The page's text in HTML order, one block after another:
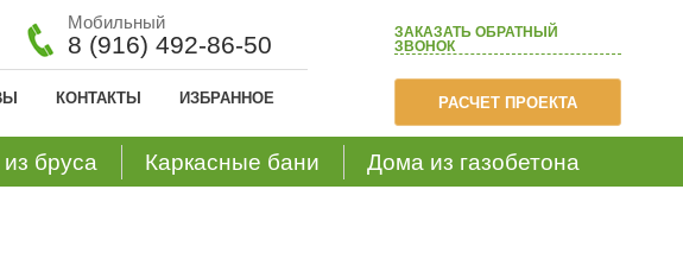
ЗАКАЗАТЬ ОБРАТНЫЙ
ЗВОНОК
РАСЧЕТ ПРОЕКТА
Мобильный
8 (916) 492-86-50
КОНТАКТЫ ИЗБРАННОЕ
бруса Каркасные бани Дома из газобетона